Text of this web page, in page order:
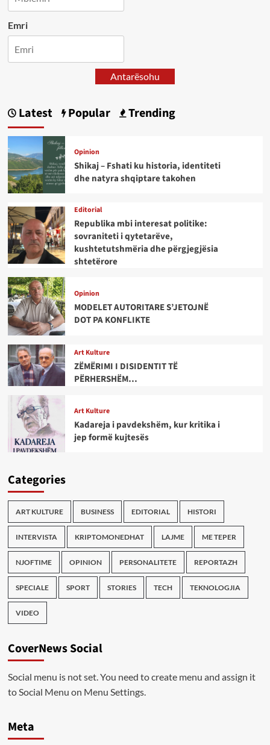
Emri
Antarësohu
Latest Popular Trending
Opinion
Shikaj – Fshati ku historia, identiteti
dhe natyra shqiptare takohen
Editorial
Republika mbi interesat politike:
sovraniteti i qytetarëve,
kushtetutshmëria dhe përgjegjësia
shtetërore
Opinion
MODELET AUTORITARE S’JETOJNË
DOT PA KONFLIKTE
Art Kulture
ZËMËRIMI I DISIDENTIT TË
PËRHERSHËM…
Art Kulture
Kadareja i pavdekshëm, kur kritika i
jep formë kujtesës
Categories
ART KULTURE BUSINESS EDITORIAL HISTORI
INTERVISTA KRIPTOMONEDHAT LAJME ME TEPER
NJOFTIME OPINION PERSONALITETE REPORTAZH
SPECIALE SPORT STORIES TECH TEKNOLOGJIA
VIDEO
CoverNews Social
Social menu is not set. You need to create menu and assign it
to Social Menu on Menu Settings.
Meta